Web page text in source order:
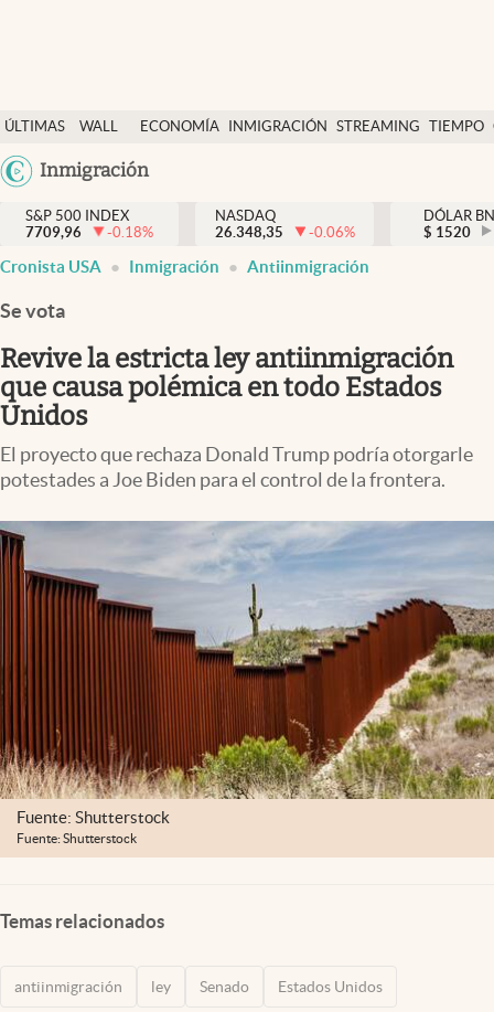
ÚLTIMAS
NOTICIAS
WALL
Y
DÓLAR
ECONOMÍA INMIGRACIÓN STREAMING TIEMPO
México
Inmigración
Finanzas y economía
Wall Street y dólar
Inmigración
Espiritual
Streaming
PC y mobile
USA
S&P 500 INDEX
7709,96
-0.18%
NASDAQ
26.348,35
-0.06%
DÓLAR
$ 1520
Cronista USA Inmigración Antiinmigración
Se vota
Revive la estricta ley antiinmigración
que causa polémica en todo Estados
Unidos
El proyecto que rechaza Donald Trump podría otorgarle
potestades a Joe Biden para el control de la frontera.
Fuente: Shutterstock
Fuente: Shutterstock
Temas relacionados
antiinmigración ley Senado Estados Unidos